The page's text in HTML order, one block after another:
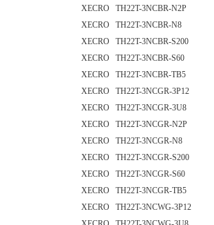
XECRO TH22T-3NCBR-N2P
XECRO TH22T-3NCBR-N8
XECRO TH22T-3NCBR-S200
XECRO TH22T-3NCBR-S60
XECRO TH22T-3NCBR-TB5
XECRO TH22T-3NCGR-3P12
XECRO TH22T-3NCGR-3U8
XECRO TH22T-3NCGR-N2P
XECRO TH22T-3NCGR-N8
XECRO TH22T-3NCGR-S200
XECRO TH22T-3NCGR-S60
XECRO TH22T-3NCGR-TB5
XECRO TH22T-3NCWG-3P12